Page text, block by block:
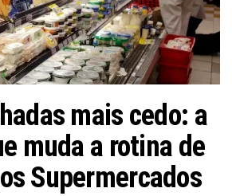
mais cedo: a
muda a rotina de
Supermercados